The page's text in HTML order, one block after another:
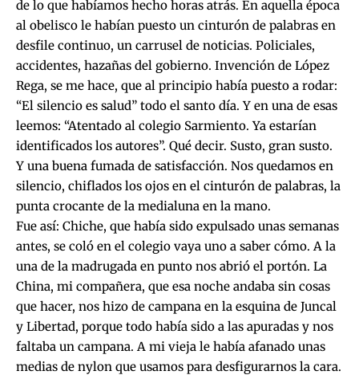
de lo que habíamos hecho horas atrás. En aquella época
al obelisco le habían puesto un cinturón de palabras en
desfile continuo, un carrusel de noticias. Policiales,
accidentes, hazañas del gobierno. Invención de López
Rega, se me hace, que al principio había puesto a rodar:
“El silencio es salud” todo el santo día. Y en una de esas
leemos: “Atentado al colegio Sarmiento. Ya estarían
identificados los autores”. Qué decir. Susto, gran susto.
Y una buena fumada de satisfacción. Nos quedamos en
silencio, chiflados los ojos en el cinturón de palabras, la
punta crocante de la medialuna en la mano.
Fue así: Chiche, que había sido expulsado unas semanas
antes, se coló en el colegio vaya uno a saber cómo. A la
una de la madrugada en punto nos abrió el portón. La
China, mi compañera, que esa noche andaba sin cosas
que hacer, nos hizo de campana en la esquina de Juncal
y Libertad, porque todo había sido a las apuradas y nos
faltaba un campana. A mi vieja le había afanado unas
medias de nylon que usamos para desfigurarnos la cara.